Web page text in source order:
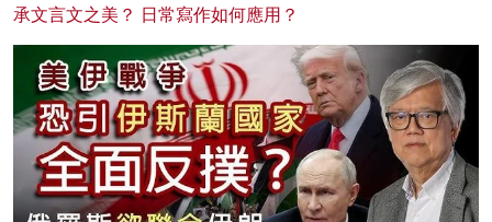
承文言文之美？ 日常寫作如何應用？